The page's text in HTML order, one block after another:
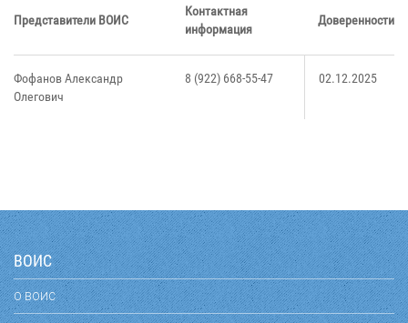
Представители ВОИС
Контактная
информация
Доверенности
Фофанов Александр
Олегович
8 (922) 668-55-47 02.12.2025
ВОИС
О ВОИС